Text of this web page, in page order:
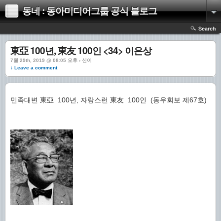
동네 : 동아미디어그룹 공식 블로그
Search
東亞 100년, 東友 100인 <34> 이은상
7월 29th, 2019 @ 08:05 오후 › 신이
↓ Leave a comment
민족대변 東亞 100년, 자랑스런 東友 100인 (동우회보 제67호)